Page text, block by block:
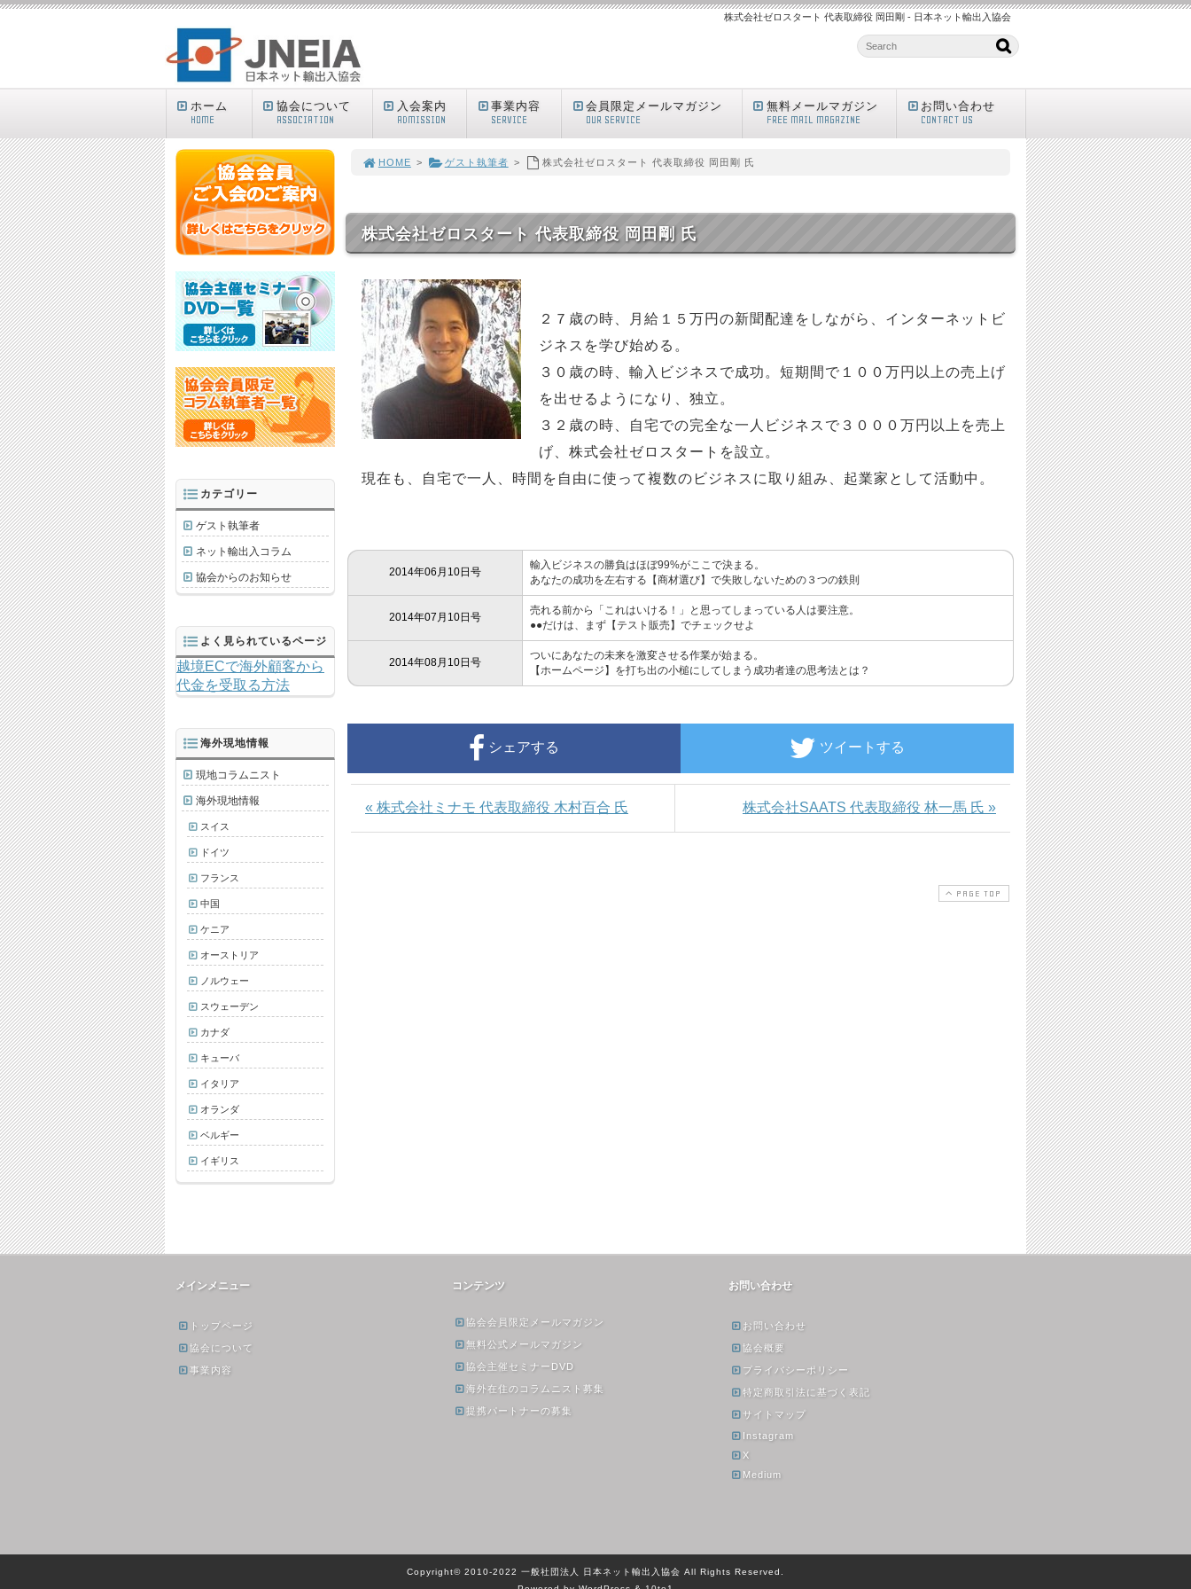
株式会社ゼロスタート 代表取締役 岡田剛 - 日本ネット輸出入協会
ホーム
HOME
協会について
ASSOCIATION
入会案内
ADMISSION
事業内容
SERVICE
会員限定メールマガジン
OUR SERVICE
無料メールマガジン
FREE MAIL MAGAZINE
お問い合わせ
CONTACT US
HOME > ゲスト執筆者 > 株式会社ゼロスタート 代表取締役 岡田剛 氏
株式会社ゼロスタート 代表取締役 岡田剛 氏
２７歳の時、月給１５万円の新聞配達をしながら、インターネットビ
ジネスを学び始める。
３０歳の時、輸入ビジネスで成功。短期間で１００万円以上の売上げ
を出せるようになり、独立。
３２歳の時、自宅での完全な一人ビジネスで３０００万円以上を売上
げ、株式会社ゼロスタートを設立。
現在も、自宅で一人、時間を自由に使って複数のビジネスに取り組み、起業家として活動中。
2014年06月10日号
輸入ビジネスの勝負はほぼ99%がここで決まる。
あなたの成功を左右する【商材選び】で失敗しないための３つの鉄則
2014年07月10日号
売れる前から「これはいける！」と思ってしまっている人は要注意。
●●だけは、まず【テスト販売】でチェックせよ
2014年08月10日号
ついにあなたの未来を激変させる作業が始まる。
【ホームページ】を打ち出の小槌にしてしまう成功者達の思考法とは？
シェアする ツイートする
« 株式会社ミナモ 代表取締役 木村百合 氏 株式会社SAATS 代表取締役 林一馬 氏 »
PAGE TOP
カテゴリー
ゲスト執筆者
ネット輸出入コラム
協会からのお知らせ
よく見られているページ
越境ECで海外顧客から
代金を受取る方法
海外現地情報
現地コラムニスト
海外現地情報
スイス
ドイツ
フランス
中国
ケニア
オーストリア
ノルウェー
スウェーデン
カナダ
キューバ
イタリア
オランダ
ベルギー
イギリス
メインメニュー
トップページ
協会について
事業内容
コンテンツ
協会会員限定メールマガジン
無料公式メールマガジン
協会主催セミナーDVD
海外在住のコラムニスト募集
提携パートナーの募集
お問い合わせ
お問い合わせ
協会概要
プライバシーポリシー
特定商取引法に基づく表記
サイトマップ
Instagram
X
Medium
Copyright© 2010-2022 一般社団法人 日本ネット輸出入協会 All Rights Reserved.